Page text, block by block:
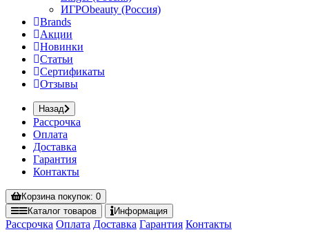
ИГРОbeauty (Россия)
Brands
Акции
Новинки
Статьи
Сертификаты
Отзывы
Назад
Рассрочка
Оплата
Доставка
Гарантия
Контакты
Корзинапокупок: 0
Каталог товаров Информация
Рассрочка Оплата Доставка Гарантия Контакты